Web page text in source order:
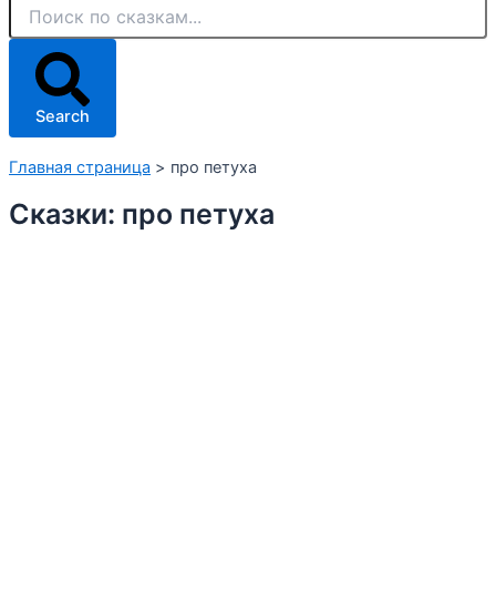
Search
Главная страница > про петуха
Сказки: про петуха